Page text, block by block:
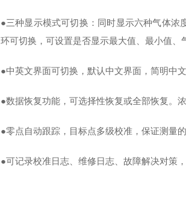
●三种显示模式可切换：同时显示六种气体
环可切换，可设置是否显示最大值、最小值、
●中英文界面可切换，默认中文界面，简明中
●数据恢复功能，可选择性恢复或全部恢复。
●零点自动跟踪，目标点多级校准，保证测量
●可记录校准日志、维修日志、故障解决对策